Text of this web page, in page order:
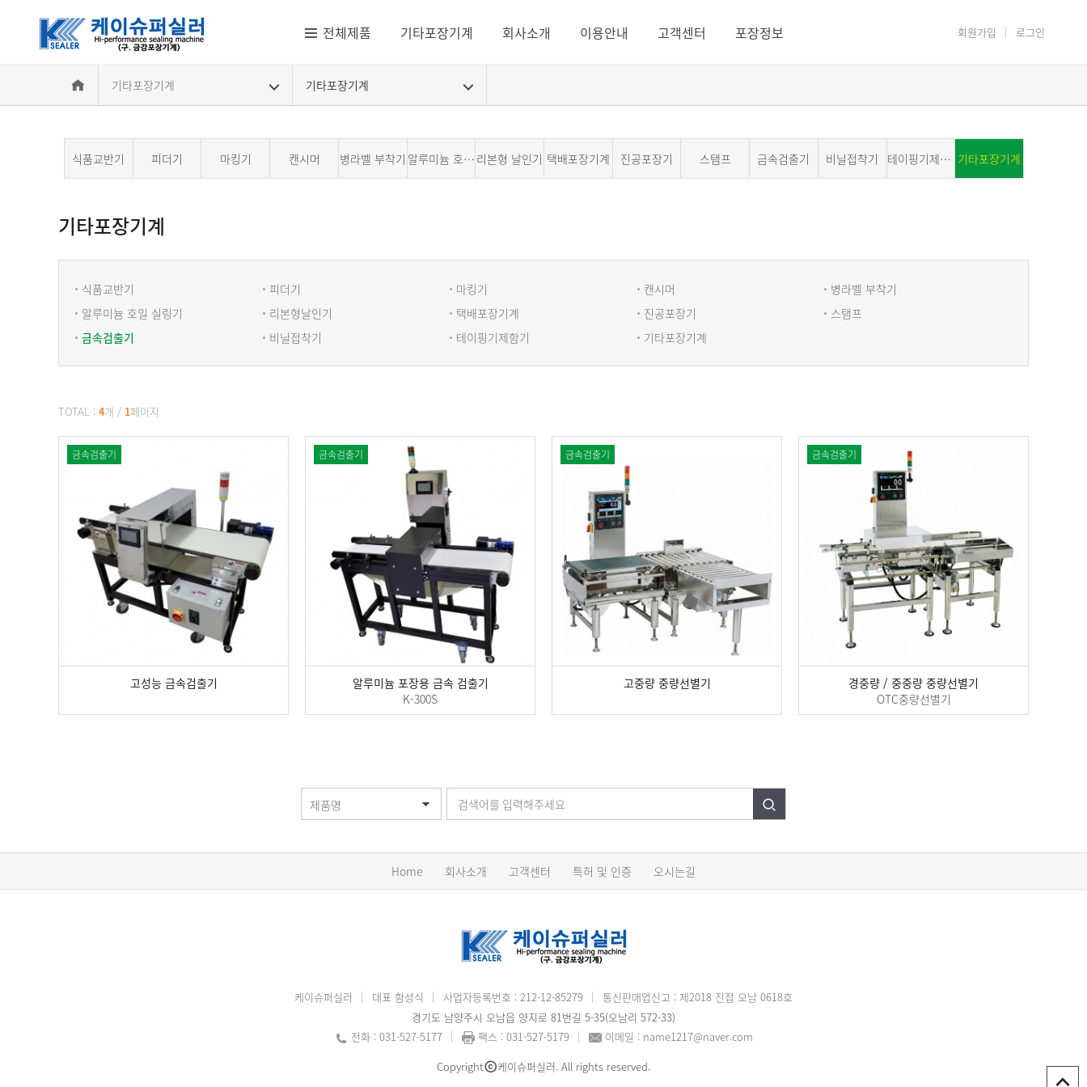
전체제품 기타포장기계 회사소개 이용안내 고객센터 포장정보 회원가입 로그인
기타포장기계 기타포장기계
식품교반기 피더기 마킹기 캔시머 병라벨 부착기 알루미늄 호일 실링기 리본형 날인기 택배포장기계 진공포장기 스탬프 금속검출기 비닐접착기 테이핑기제함기 기타포장기계
기타포장기계
기타포장기계
식품교반기 피더기 마킹기 캔시머
병라벨 부착기
알루미늄 호일 실링기
리본형날인기 택배포장기계 진공포장기
스탬프
금속검출기
비닐접착기 테이핑기제함기 기타포장기계
TOTAL : 4개 / 1페이지
고성능 금속검출기
금속검출기
알루미늄 포장용 금속 검출기
K-300S
금속검출기
고중량 중량선별기
금속검출기
경중량 / 중중량 중량선별기
OTC중량선별기
금속검출기
제품명
Home 회사소개 고객센터 특허 및 인증 오시는길
케이슈퍼실러 대표 함성식 사업자등록번호 : 212-12-85279
통신판매업신고 : 제2018 진접 오남 0618호
경기도 남양주시 오남읍 양지로 81번길 5-35(오남리 572-33)
전화 : 031-527-5177
팩스 : 031-527-5179
이메일 : name1217@naver.com
Copyright
케이슈퍼실러. All rights reserved.